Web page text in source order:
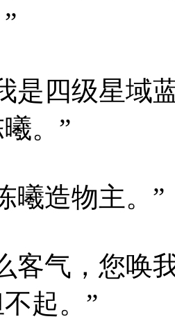
是四级星域
。”
曦造物主。”
客气，您唤
起。”